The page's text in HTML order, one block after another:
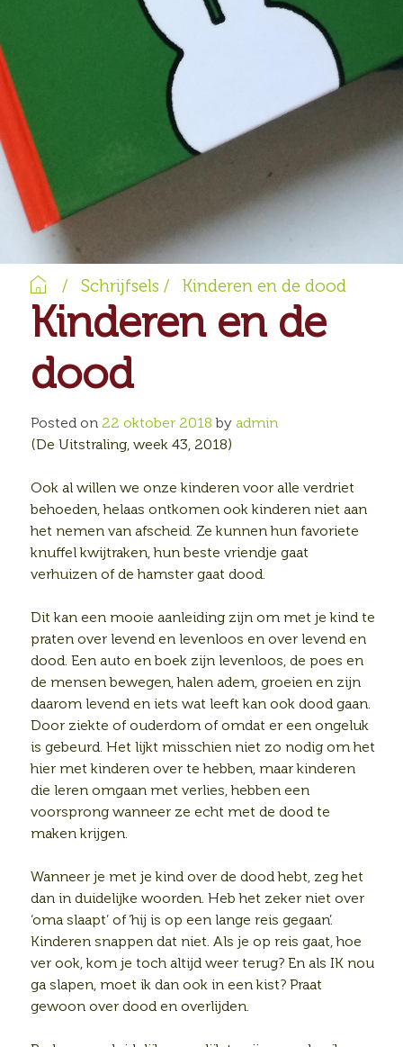
Home
/ Schrijfsels / Kinderen en de dood
Kinderen en de
dood
Posted on 22 oktober 2018 by admin
(De Uitstraling, week 43, 2018)
Ook al willen we onze kinderen voor alle verdriet
behoeden, helaas ontkomen ook kinderen niet aan
het nemen van afscheid. Ze kunnen hun favoriete
knuffel kwijtraken, hun beste vriendje gaat
verhuizen of de hamster gaat dood.
Dit kan een mooie aanleiding zijn om met je kind te
praten over levend en levenloos en over levend en
dood. Een auto en boek zijn levenloos, de poes en
de mensen bewegen, halen adem, groeien en zijn
daarom levend en iets wat leeft kan ook dood gaan.
Door ziekte of ouderdom of omdat er een ongeluk
is gebeurd. Het lijkt misschien niet zo nodig om het
hier met kinderen over te hebben, maar kinderen
die leren omgaan met verlies, hebben een
voorsprong wanneer ze echt met de dood te
maken krijgen.
Wanneer je met je kind over de dood hebt, zeg het
dan in duidelijke woorden. Heb het zeker niet over
‘oma slaapt’ of ‘hij is op een lange reis gegaan’.
Kinderen snappen dat niet. Als je op reis gaat, hoe
ver ook, kom je toch altijd weer terug? En als IK nou
ga slapen, moet ik dan ook in een kist? Praat
gewoon over dood en overlijden.